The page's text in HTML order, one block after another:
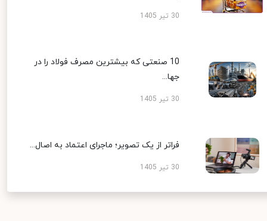
30 تیر 1405
10 صنعتی که بیشترین مصرف فولاد را در
جها...
30 تیر 1405
فراتر از یک تصویر؛ ماجرای اعتماد به اصال...
30 تیر 1405